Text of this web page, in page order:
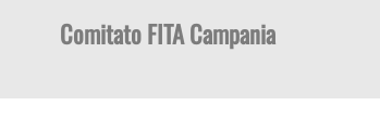
Comitato FITA Campania